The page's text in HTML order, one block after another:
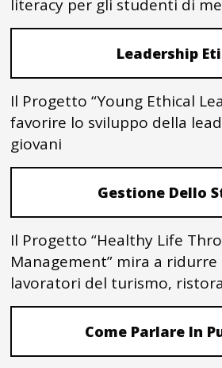
literacy per gli studenti di
Leadership
Il Progetto “Young Ethical
favorire lo sviluppo della
giovani
Gestione Dello
Il Progetto “Healthy Life
Management” mira a ridurre
lavoratori del turismo,
Come Parlare In